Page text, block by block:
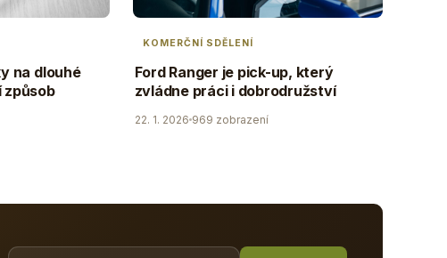
na dlouhé
způsob
KOMERČNÍ SDĚLENÍ
Ford Ranger je pick-up, který
zvládne práci i dobrodružství
22. 1. 2026 969 zobrazení